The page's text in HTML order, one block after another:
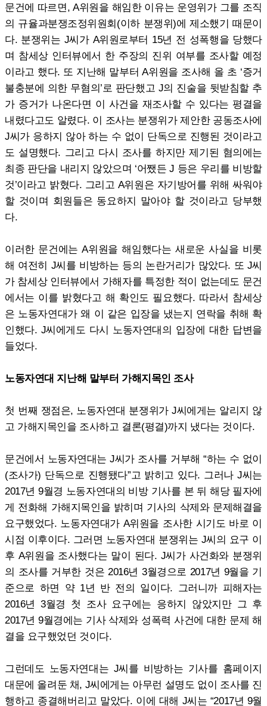
문건에 따르면, A위원을 해임한 이유는 운영위가 그를 조직
의 규율과분쟁조정위원회(이하 분쟁위)에 제소했기 때문이
다. 분쟁위는 J씨가 A위원로부터 15년 전 성폭행을 당했다
며 참세상 인터뷰에서 한 주장의 진위 여부를 조사할 예정
이라고 했다. 또 지난해 말부터 A위원을 조사해 올 초 ‘증거
불충분에 의한 무혐의’로 판단했고 J의 진술을 뒷받침할 추
가 증거가 나온다면 이 사건을 재조사할 수 있다는 평결을
내렸다고도 알렸다. 이 조사는 분쟁위가 제안한 공동조사에
J씨가 응하지 않아 하는 수 없이 단독으로 진행된 것이라고
도 설명했다. 그리고 다시 조사를 하지만 제기된 혐의에는
최종 판단을 내리지 않았으며 ‘어쨌든 J 등은 우리를 비방할
것’이라고 밝혔다. 그리고 A위원은 자기방어를 위해 싸워야
할 것이며 회원들은 동요하지 말아야 할 것이라고 당부했
다.
이러한 문건에는 A위원을 해임했다는 새로운 사실을 비롯
해 여전히 J씨를 비방하는 등의 논란거리가 많았다. 또 J씨
가 참세상 인터뷰에서 가해자를 특정한 적이 없는데도 문건
에서는 이를 밝혔다고 해 확인도 필요했다. 따라서 참세상
은 노동자연대가 왜 이 같은 입장을 냈는지 연락을 취해 확
인했다. J씨에게도 다시 노동자연대의 입장에 대한 답변을
들었다.
노동자연대 지난해 말부터 가해지목인 조사
첫 번째 쟁점은, 노동자연대 분쟁위가 J씨에게는 알리지 않
고 가해지목인을 조사하고 결론(평결)까지 냈다는 것이다.
문건에서 노동자연대는 J씨가 조사를 거부해 “하는 수 없이
(조사가) 단독으로 진행됐다”고 밝히고 있다. 그러나 J씨는
2017년 9월경 노동자연대의 비방 기사를 본 뒤 해당 필자에
게 전화해 가해지목인을 밝히며 기사의 삭제와 문제해결을
요구했었다. 노동자연대가 A위원을 조사한 시기도 바로 이
시점 이후이다. 그러면 노동자연대 분쟁위는 J씨의 요구 이
후 A위원을 조사했다는 말이 된다. J씨가 사건화와 분쟁위
의 조사를 거부한 것은 2016년 3월경으로 2017년 9월을 기
준으로 하면 약 1년 반 전의 일이다. 그러니까 피해자는
2016년 3월경 첫 조사 요구에는 응하지 않았지만 그 후
2017년 9월경에는 기사 삭제와 성폭력 사건에 대한 문제 해
결을 요구했었던 것이다.
그런데도 노동자연대는 J씨를 비방하는 기사를 홈페이지
대문에 올려둔 채, J씨에게는 아무런 설명도 없이 조사를 진
행하고 종결해버리고 말았다. 이에 대해 J씨는 “2017년 9월